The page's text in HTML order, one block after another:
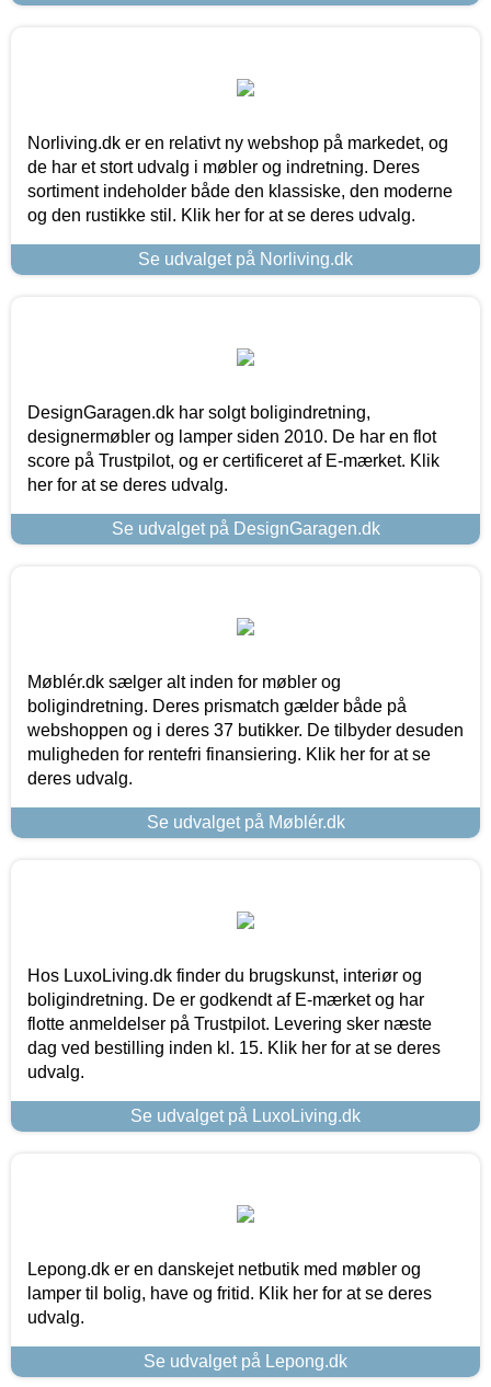
Norliving.dk er en relativt ny webshop på markedet, og
de har et stort udvalg i møbler og indretning. Deres
sortiment indeholder både den klassiske, den moderne
og den rustikke stil. Klik her for at se deres udvalg.
Se udvalget på Norliving.dk
DesignGaragen.dk har solgt boligindretning,
designermøbler og lamper siden 2010. De har en flot
score på Trustpilot, og er certificeret af E-mærket. Klik
her for at se deres udvalg.
Se udvalget på DesignGaragen.dk
Møblér.dk sælger alt inden for møbler og
boligindretning. Deres prismatch gælder både på
webshoppen og i deres 37 butikker. De tilbyder desuden
muligheden for rentefri finansiering. Klik her for at se
deres udvalg.
Se udvalget på Møblér.dk
Hos LuxoLiving.dk finder du brugskunst, interiør og
boligindretning. De er godkendt af E-mærket og har
flotte anmeldelser på Trustpilot. Levering sker næste
dag ved bestilling inden kl. 15. Klik her for at se deres
udvalg.
Se udvalget på LuxoLiving.dk
Lepong.dk er en danskejet netbutik med møbler og
lamper til bolig, have og fritid. Klik her for at se deres
udvalg.
Se udvalget på Lepong.dk